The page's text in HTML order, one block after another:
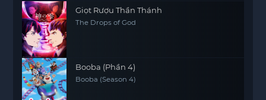
Giọt Rượu Thần Thánh
The Drops of God
Booba (Phần 4)
Booba (Season 4)